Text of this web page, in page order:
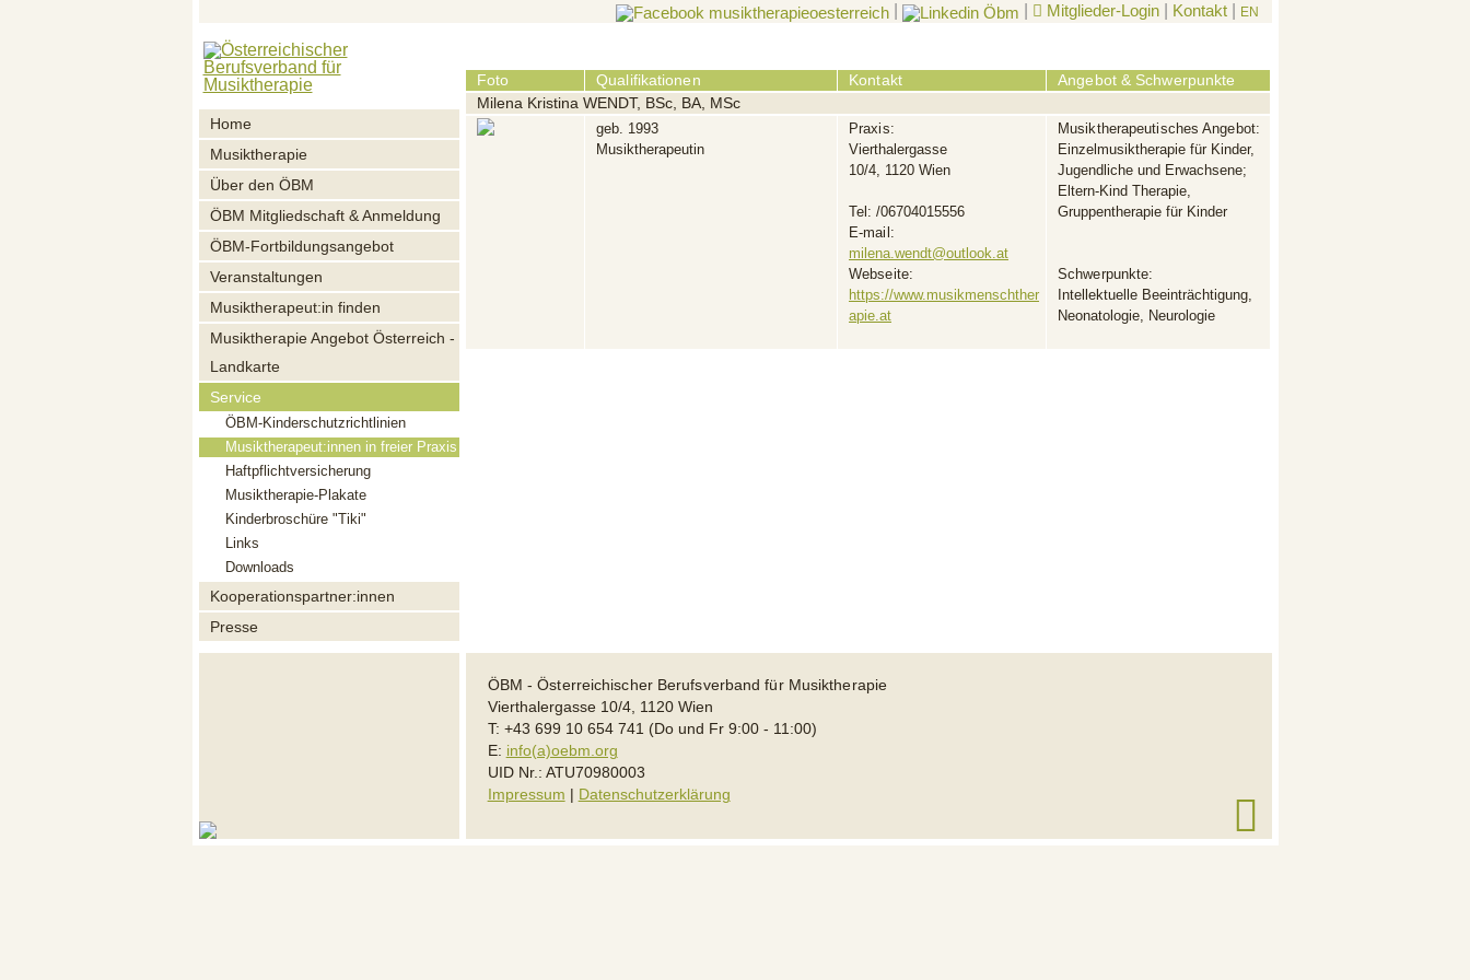
| Mitglieder-Login| Kontakt| EN
Home
Musiktherapie
Über den ÖBM
ÖBM Mitgliedschaft & Anmeldung
ÖBM-Fortbildungsangebot
Veranstaltungen
Musiktherapeut:in finden
Musiktherapie Angebot Österreich -
Landkarte
Service
ÖBM-Kinderschutzrichtlinien
Musiktherapeut:innen in freier Praxis
Haftpflichtversicherung
Musiktherapie-Plakate
Kinderbroschüre "Tiki"
Links
Downloads
Kooperationspartner:innen
Presse
Foto Qualifikationen Kontakt
Angebot & Schwerpunkte
Milena Kristina WENDT, BSc, BA, MSc
geb. 1993
Musiktherapeutin
Praxis:
Vierthalergasse
10/4, 1120 Wien
Tel: /06704015556
E-mail:
milena.wendt@outlook.at
Webseite:
https://www.musikmenschther
apie.at
Musiktherapeutisches Angebot:
Einzelmusiktherapie für Kinder,
Jugendliche und Erwachsene;
Eltern-Kind Therapie,
Gruppentherapie für Kinder
Schwerpunkte:
Intellektuelle Beeinträchtigung,
Neonatologie, Neurologie
ÖBM - Österreichischer Berufsverband für Musiktherapie
Vierthalergasse 10/4, 1120 Wien
T: +43 699 10 654 741 (Do und Fr 9:00 - 11:00)
E: info(a)oebm.org
UID Nr.: ATU70980003
Impressum
Datenschutzerklärung